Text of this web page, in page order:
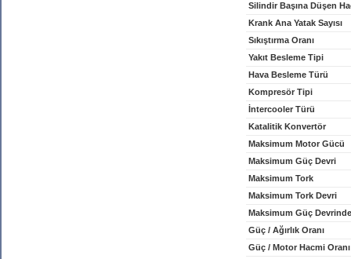
Silindir Başına Düşen
Krank Ana Yatak Sayısı
Sıkıştırma Oranı
Yakıt Besleme Tipi
Hava Besleme Türü
Kompresör Tipi
İntercooler Türü
Katalitik Konvertör
Maksimum Motor Gücü
Maksimum Güç Devri
Maksimum Tork
Maksimum Tork Devri
Maksimum Güç
Güç / Ağırlık Oranı
Güç / Motor Hacmi Oranı